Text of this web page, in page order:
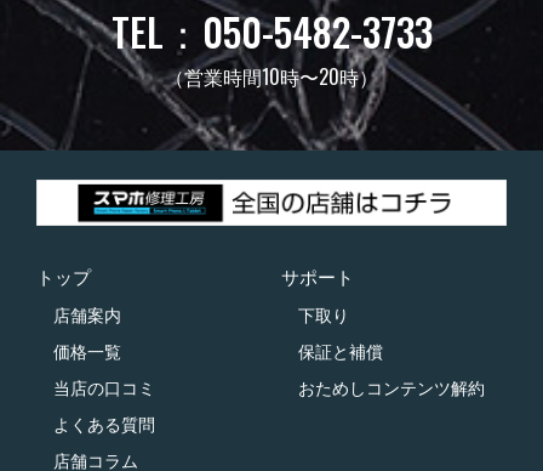
TEL：050-5482-3733
（営業時間10時〜20時）
トップ
店舗案内
価格一覧
当店の口コミ
よくある質問
店舗コラム
サポート
下取り
保証と補償
おためしコンテンツ解約